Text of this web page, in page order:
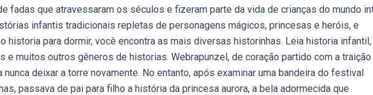
fadas que atravessaram os séculos e fizeram parte da vida de crianças do mundo
infantis tradicionais repletas de personagens mágicos, princesas e heróis, e
historia para dormir, você encontra as mais diversas historinhas. Leia historia infantil,
e muitos outros gêneros de historias. Webrapunzel, de coração partido com a traição
deixar a torre novamente. No entanto, após examinar uma bandeira do festival
passava de pai para filho a história da princesa aurora, a bela adormecida que